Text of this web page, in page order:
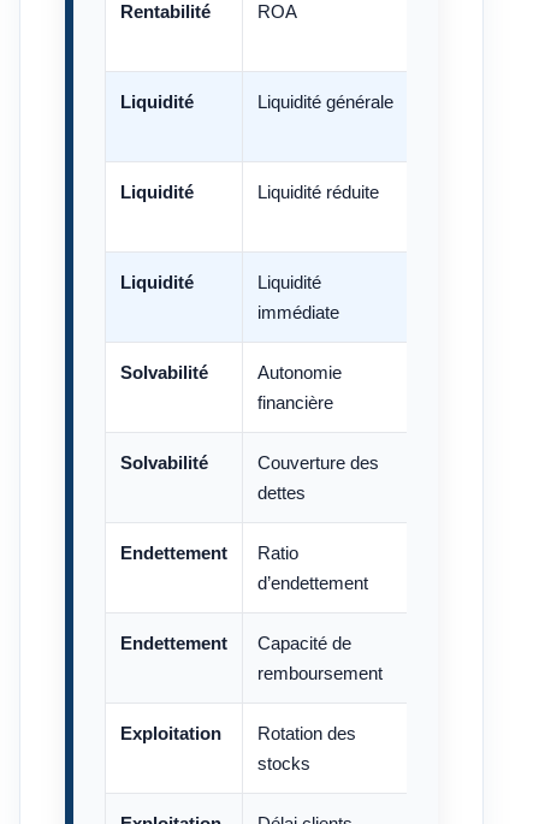
Rentabilité ROA
Liquidité Liquidité générale
Liquidité Liquidité réduite
Liquidité
Liquidité
immédiate
Solvabilité
Autonomie
financière
Solvabilité
Couverture des
dettes
Endettement
Ratio
d’endettement
Endettement
Capacité de
remboursement
Exploitation
Rotation des
stocks